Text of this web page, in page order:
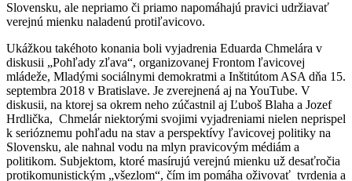
Slovensku, ale nepriamo či priamo napomáhajú pravici udržiavať
verejnú mienku naladenú protiľavicovo.
Ukážkou takéhoto konania boli vyjadrenia Eduarda Chmelára v
diskusii „Pohľady zľava“, organizovanej Frontom ľavicovej
mládeže, Mladými sociálnymi demokratmi a Inštitútom ASA dňa 15.
septembra 2018 v Bratislave. Je zverejnená aj na YouTube. V
diskusii, na ktorej sa okrem neho zúčastnil aj Ľuboš Blaha a Jozef
Hrdlička, Chmelár niektorými svojimi vyjadreniami nielen neprispel
k serióznemu pohľadu na stav a perspektívy ľavicovej politiky na
Slovensku, ale nahnal vodu na mlyn pravicovým médiám a
politikom. Subjektom, ktoré masírujú verejnú mienku už desaťročia
protikomunistickým „všezlom“, čím im pomáha oživovať tvrdenia a